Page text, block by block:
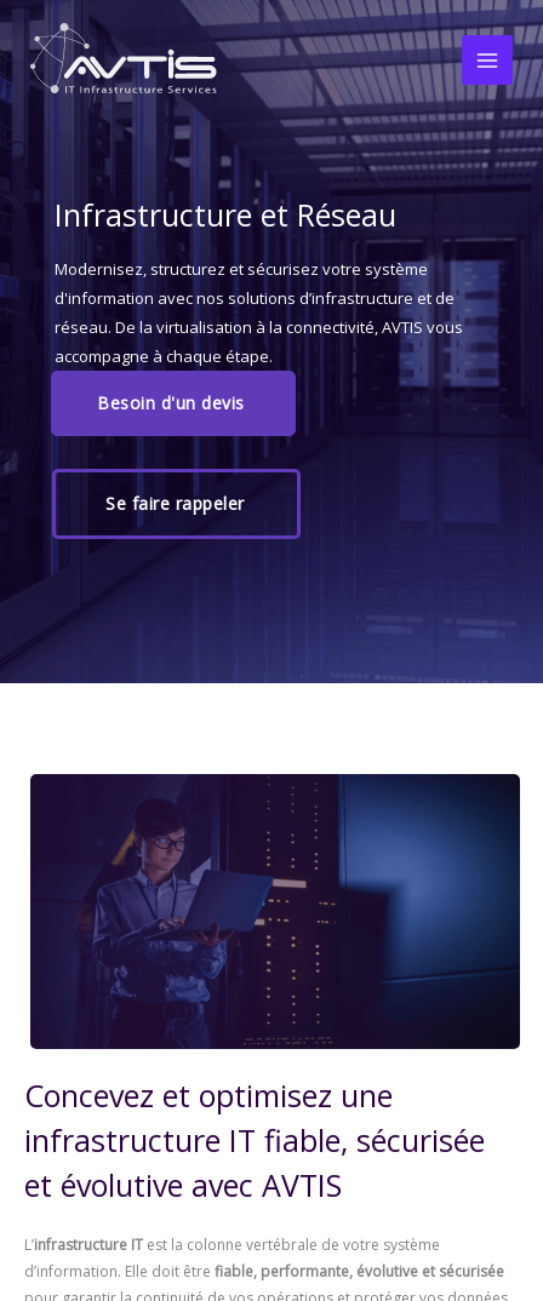
Aller
contenu
Main
Infrastructure et Réseau
Modernisez, structurez et sécurisez votre système
d'information avec nos solutions d’infrastructure et de
réseau. De la virtualisation à la connectivité, AVTIS vous
accompagne à chaque étape.
Besoin d'un devis
Se faire rappeler
Concevez et optimisez une
infrastructure IT fiable, sécurisée
et évolutive avec AVTIS
L’infrastructure IT est la colonne vertébrale de votre système
d’information. Elle doit être fiable, performante, évolutive et sécurisée